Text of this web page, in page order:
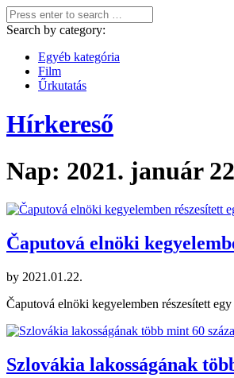
Search by category:
Egyéb kategória
Film
Űrkutatás
Hírkereső
Nap: 2021. január
Čaputová elnöki
by 2021.01.22.
Čaputová elnöki kegyelemben részesített
Szlovákia lakosságának